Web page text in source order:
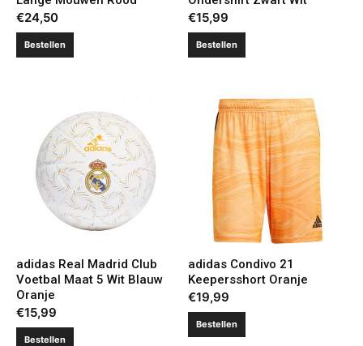
€24,50
Bestellen
€15,99
Bestellen
adidas Real Madrid Club
Voetbal Maat 5 Wit Blauw
Oranje
€15,99
Bestellen
adidas Condivo 21
Keepersshort Oranje
€19,99
Bestellen